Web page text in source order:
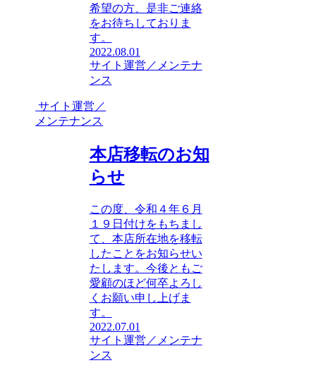
希望の方、是非ご連絡
をお待ちしておりま
す。
2022.08.01
サイト運営／メンテナ
ンス
サイト運営／
メンテナンス
本店移転のお知
らせ
この度、令和４年６月
１９日付けをもちまし
て、本店所在地を移転
したことをお知らせい
たします。今後ともご
愛顧のほど何卒よろし
くお願い申し上げま
す。
2022.07.01
サイト運営／メンテナ
ンス